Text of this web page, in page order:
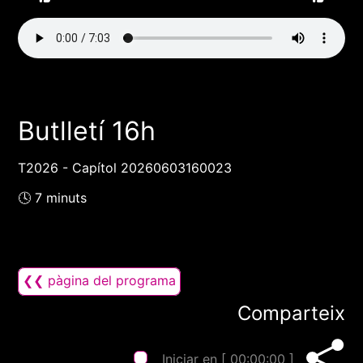
Butlletí 16h
T2026 - Capítol 20260603160023
🕓 7 minuts
❮❮ pàgina del programa
Comparteix
Iniciar en [ 00:00:00 ]